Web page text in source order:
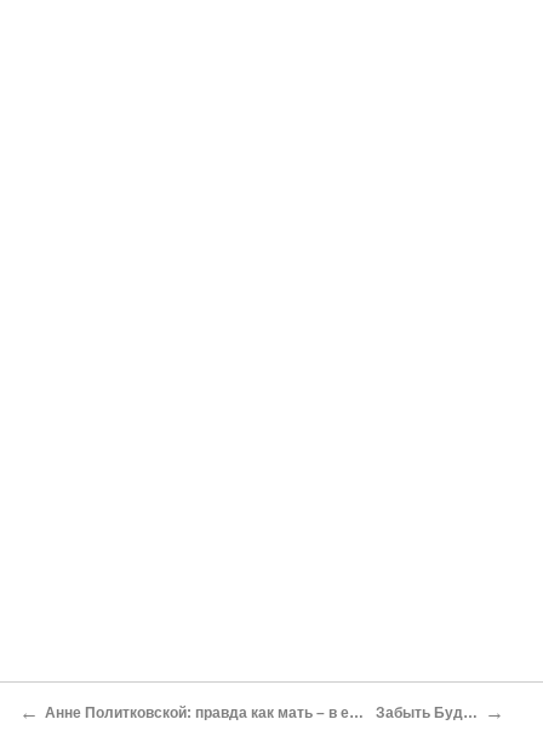
← Анне Политковской: правда как мать – в единственном числе Забыть Буданова… →